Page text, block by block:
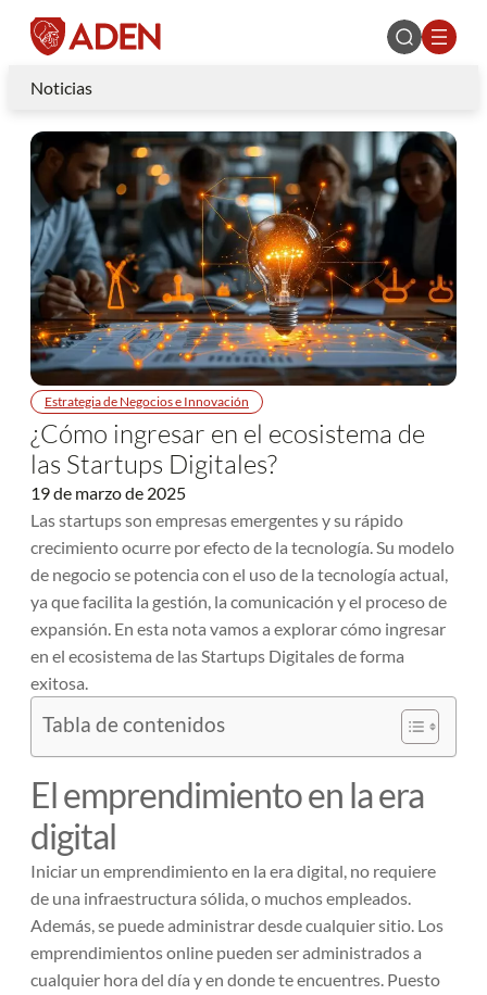
Noticias
Estrategia de Negocios e Innovación
¿Cómo ingresar en el ecosistema de
las Startups Digitales?
19 de marzo de 2025
Las startups son empresas emergentes y su rápido
crecimiento ocurre por efecto de la tecnología. Su modelo
de negocio se potencia con el uso de la tecnología actual,
ya que facilita la gestión, la comunicación y el proceso de
expansión. En esta nota vamos a explorar cómo ingresar
en el ecosistema de las Startups Digitales de forma
exitosa.
Tabla de contenidos
El emprendimiento en la era
digital
Iniciar un emprendimiento en la era digital, no requiere
de una infraestructura sólida, o muchos empleados.
Además, se puede administrar desde cualquier sitio. Los
emprendimientos online pueden ser administrados a
cualquier hora del día y en donde te encuentres. Puesto